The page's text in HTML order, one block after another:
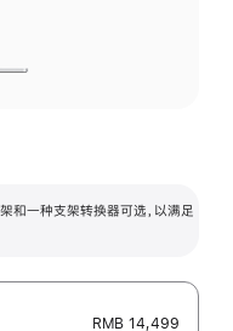
一种支架转换器可选，以满足
RMB 14,499